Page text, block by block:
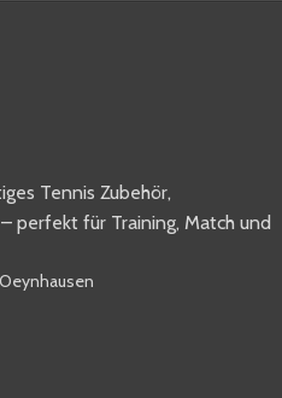
Tennis Zubehör,
perfekt für Training, Match und